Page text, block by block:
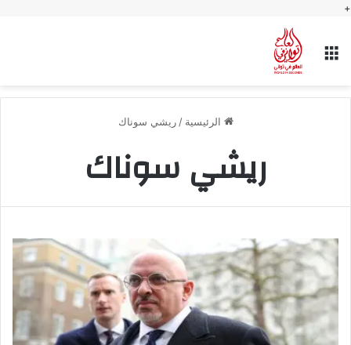
+
القائمة
الرئيسية / ريشي سوناك
ريشي سوناك